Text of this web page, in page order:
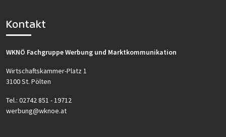
Kontakt
WKNÖ Fachgruppe Werbung und Marktkommunikation
Wirtschaftskammer-Platz 1
3100 St. Pölten
Tel.: 02742 851 - 19712
werbung@wknoe.at